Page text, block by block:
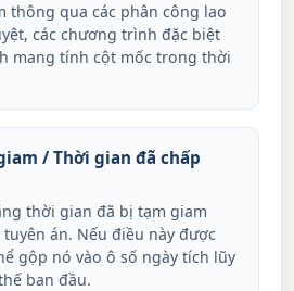
thông qua các phân công lao
các chương trình đặc biệt
mang tính cột mốc trong thời
/ Thời gian đã chấp
thời gian đã bị tạm giam
án. Nếu điều này được
gộp nó vào ô số ngày tích lũy
ban đầu.